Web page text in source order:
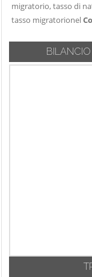
migratorio, tasso di
tasso migratorionel